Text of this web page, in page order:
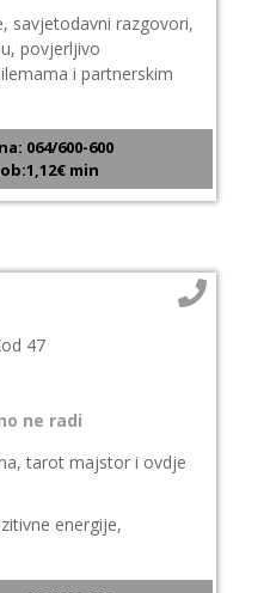
savjetodavni razgovori,
povjerljivo
i partnerskim
064/600-600
min
47
ne radi
tarot majstor i ovdje
energije,